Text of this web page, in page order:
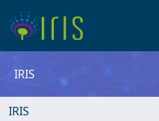
IRIS
IRIS